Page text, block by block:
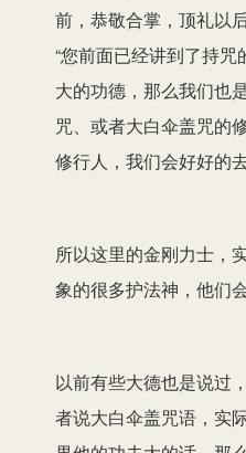
前，恭敬合掌，顶礼以
“您前面已经讲到了持
大的功德，那么我们也
咒、或者大白伞盖咒
修行人，我们会好好的
所以这里的金刚力士，
象的很多护法神，他们
以前有些大德也是说过
者说大白伞盖咒语，实